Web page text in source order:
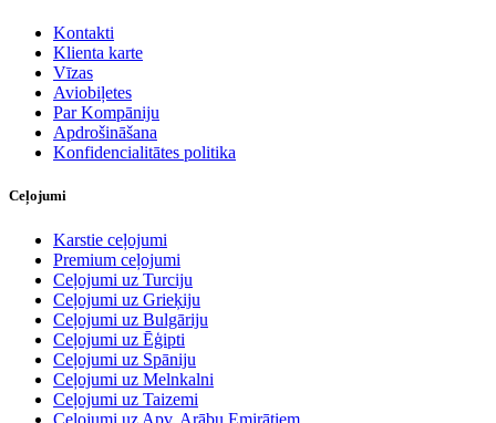
Kontakti
Klienta karte
Vīzas
Aviobiļetes
Par Kompāniju
Apdrošināšana
Konfidencialitātes politika
Ceļojumi
Karstie ceļojumi
Premium ceļojumi
Ceļojumi uz Turciju
Ceļojumi uz Grieķiju
Ceļojumi uz Bulgāriju
Ceļojumi uz Ēģipti
Ceļojumi uz Spāniju
Ceļojumi uz Melnkalni
Ceļojumi uz Taizemi
Ceļojumi uz Apv. Arābu Emirātiem